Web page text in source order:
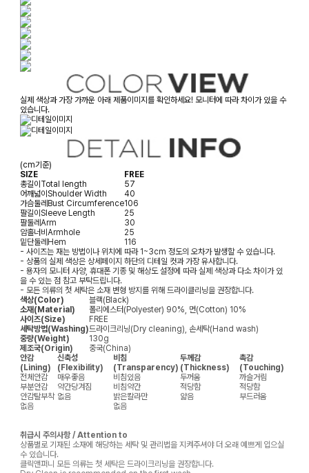
실제 색상과 가장 가까운 아래 제품이미지를 확인하세요! 모니터에 따라 차이가 있을 수
있습니다.
(cm기준)
SIZE
FREE
총길이Total length
57
어깨넓이Shoulder Width
40
가슴둘레Bust Circumference106
팔길이Sleeve Length
25
팔둘레Arm
30
암홀너비Armhole
25
밑단둘레Hem
116
- 사이즈는 재는 방법이나 위치에 따라 1~3cm 정도의 오차가 발생할 수 있습니다.
- 상품의 실제 색상은 상세페이지 하단의 디테일 컷과 가장 유사합니다.
- 용자의 모니터 사양, 휴대폰 기종 및 해상도 설정에 따라 실제 색상과 다소 차이가 있
을 수 있는 점 참고 부탁드립니다.
- 모든 의류의 첫 세탁은 소재 변형 방지를 위해 드라이클리닝을 권장합니다.
색상(Color)
블랙(Black)
소재(Material)
폴리에스터(Polyester) 90%, 면(Cotton) 10%
사이즈(Size)
FREE
세탁방법(Washing)드라이크리닝(Dry cleaning), 손세탁(Hand wash)
중량(Weight)
130g
제조국(Origin)
중국(China)
안감
(Lining)
신축성
(Flexibility)
비침
(Transparency)
두께감
(Thickness)
촉감
(Touching)
전체안감
매우좋음 비침있음 두꺼움
까슬거림
부분안감
약간당겨짐 비침약간 적당함
적당함
안감탈부착 없음 밝은칼라만 얇음
부드러움
없음
없음
취급시 주의사항 / Attention to
상품별로 기재된 소재에 해당하는 세탁 및 관리법을 지켜주셔야 더 오래 예쁘게 입으실
수 있습니다.
클릭앤퍼니 모든 의류는 첫 세탁은 드라이크리닝을 권장합니다.